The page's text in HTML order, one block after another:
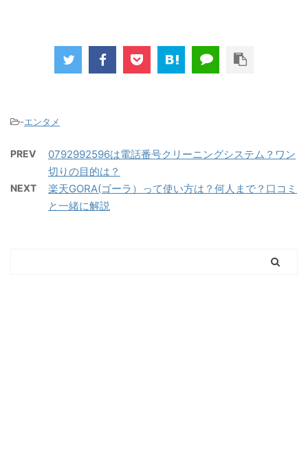
-エンタメ
PREV
0792992596は電話番号クリーニングシステム？ワン
切りの目的は？
NEXT
楽天GORA(ゴーラ）って使い方は？何人まで？口コミ
と一緒に解説